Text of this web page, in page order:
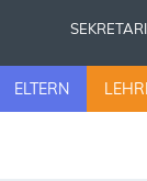
ELTERN